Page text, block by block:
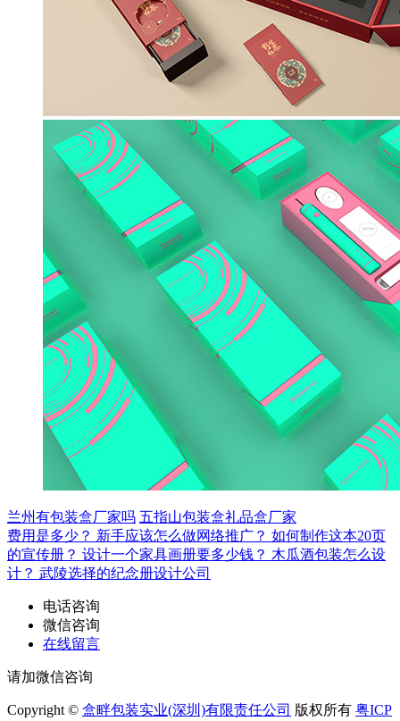
兰州有包装盒厂家吗 五指山包装盒礼品盒厂家
费用是多少？ 新手应该怎么做网络推广？ 如何制作这本20页
的宣传册？ 设计一个家具画册要多少钱？ 木瓜酒包装怎么设
计？ 武陵选择的纪念册设计公司
电话咨询
微信咨询
在线留言
请加微信咨询
Copyright © 盒畔包装实业(深圳)有限责任公司 版权所有 粤ICP